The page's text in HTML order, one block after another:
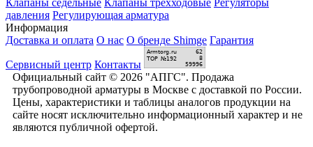
Клапаны седельные Клапаны трехходовые Регуляторы
давления Регулирующая арматура
Информация
Доставка и оплата О нас О бренде Shimge Гарантия
Сервисный центр Контакты
Официальный сайт © 2026 "АПГС". Продажа
трубопроводной арматуры в Москве с доставкой по России.
Цены, характеристики и таблицы аналогов продукции на
сайте носят исключительно информационный характер и не
являются публичной офертой.